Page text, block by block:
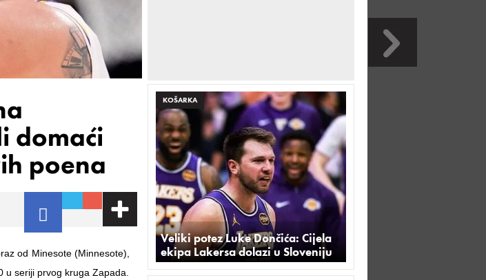
domaći
poena
od Minesote (Minnesote),
u seriji prvog kruga Zapada.
KOŠARKA
Veliki potez Luke Dončića: Cijela
ekipa Lakersa dolazi u Sloveniju